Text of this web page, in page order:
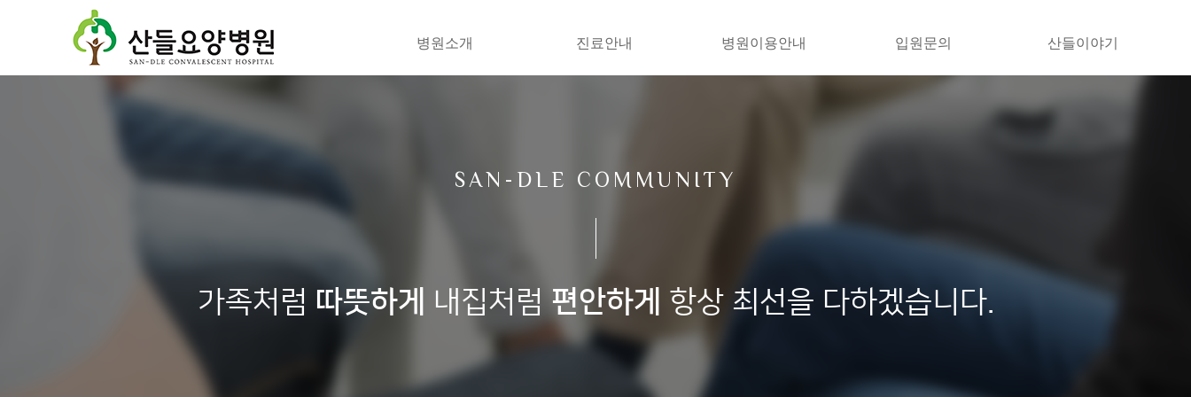
병원소개 진료안내 병원이용안내 입원문의 산들이야기
SAN-DLE COMMUNITY
가족처럼 따뜻하게 내집처럼 편안하게 항상 최선을 다하겠습니다.